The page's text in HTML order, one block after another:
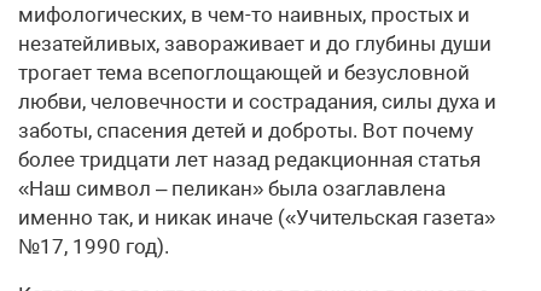
мифологических, в чем-то наивных, простых и
незатейливых, завораживает и до глубины души
трогает тема всепоглощающей и безусловной
любви, человечности и сострадания, силы духа и
заботы, спасения детей и доброты. Вот почему
более тридцати лет назад редакционная статья
«Наш символ – пеликан» была озаглавлена
именно так, и никак иначе («Учительская газета»
№17, 1990 год).